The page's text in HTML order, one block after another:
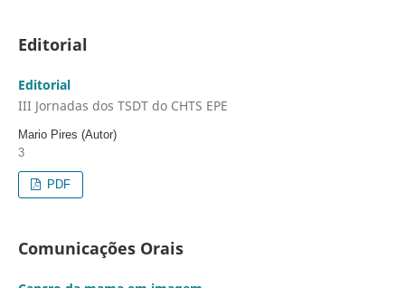
Editorial
Editorial
III Jornadas dos TSDT do CHTS EPE
Mario Pires (Autor)
3
PDF
Comunicações Orais